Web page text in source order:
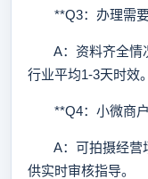
**Q3：办理需要
A：资料齐全情
行业平均1-3天时效。
**Q4：小微商户
A：可拍摄经营
供实时审核指导。